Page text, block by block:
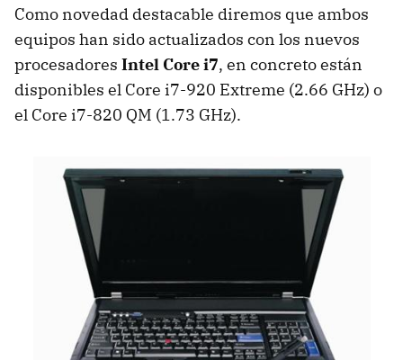
Como novedad destacable diremos que ambos
equipos han sido actualizados con los nuevos
procesadores Intel Core i7, en concreto están
disponibles el Core i7-920 Extreme (2.66 GHz) o
el Core i7-820 QM (1.73 GHz).